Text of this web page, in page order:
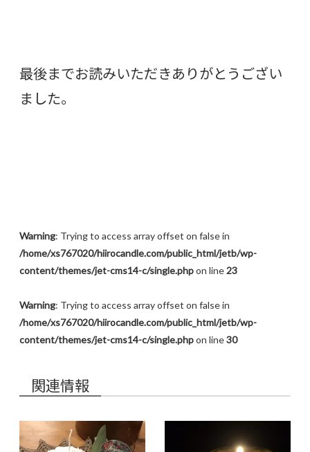
最後までお読みいただきありがとうござい
ました。
Warning: Trying to access array offset on false in
/home/xs767020/hiirocandle.com/public_html/jetb/wp-
content/themes/jet-cms14-c/single.phpon line23
Warning: Trying to access array offset on false in
/home/xs767020/hiirocandle.com/public_html/jetb/wp-
content/themes/jet-cms14-c/single.phpon line30
関連情報